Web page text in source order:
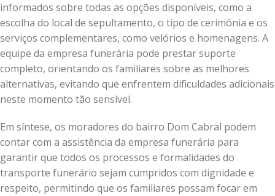
informados sobre todas as opções disponíveis, como a
escolha do local de sepultamento, o tipo de cerimônia e os
serviços complementares, como velórios e homenagens. A
equipe da empresa funerária pode prestar suporte
completo, orientando os familiares sobre as melhores
alternativas, evitando que enfrentem dificuldades adicionais
neste momento tão sensível.
Em síntese, os moradores do bairro Dom Cabral podem
contar com a assistência da empresa funerária para
garantir que todos os processos e formalidades do
transporte funerário sejam cumpridos com dignidade e
respeito, permitindo que os familiares possam focar em